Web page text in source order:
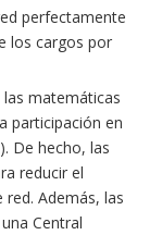
perfectamente
los cargos por
matemáticas
participación en
De hecho, las
reducir el
Además, las
Central